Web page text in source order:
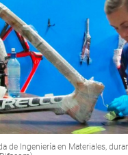
de Ingeniería en Materiales,